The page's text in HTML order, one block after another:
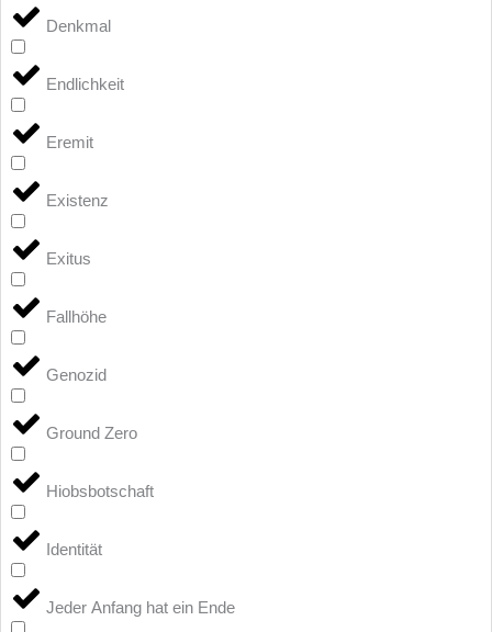
Denkmal
Endlichkeit
Eremit
Existenz
Exitus
Fallhöhe
Genozid
Ground Zero
Hiobsbotschaft
Identität
Jeder Anfang hat ein Ende